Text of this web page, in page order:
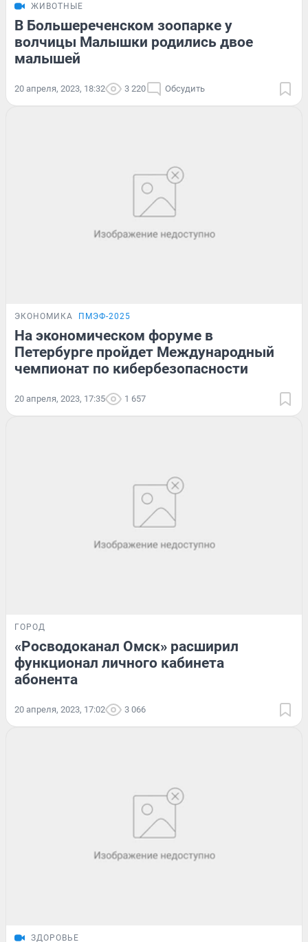
ЖИВОТНЫЕ
В Большереченском зоопарке у
волчицы Малышки родились двое
малышей
20 апреля, 2023, 18:32 3 220 Обсудить
ЭКОНОМИКА ПМЭФ-2025
На экономическом форуме в
Петербурге пройдет Международный
чемпионат по кибербезопасности
20 апреля, 2023, 17:35 1 657
ГОРОД
«Росводоканал Омск» расширил
функционал личного кабинета
абонента
20 апреля, 2023, 17:02 3 066
ЗДОРОВЬЕ